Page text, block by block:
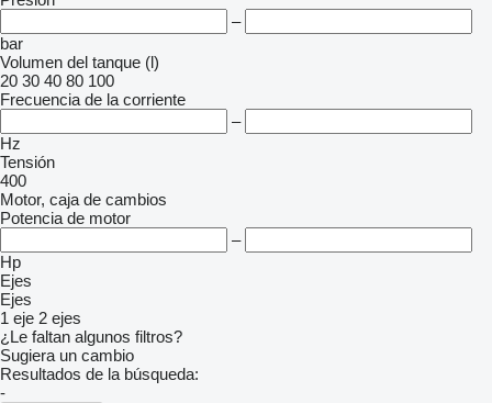
–
bar
Volumen del tanque (l)
20 30 40 80 100
Frecuencia de la corriente
–
Hz
Tensión
400
Motor, caja de cambios
Potencia de motor
–
Hp
Ejes
Ejes
1 eje 2 ejes
¿Le faltan algunos filtros?
Sugiera un cambio
Resultados de la búsqueda:
-